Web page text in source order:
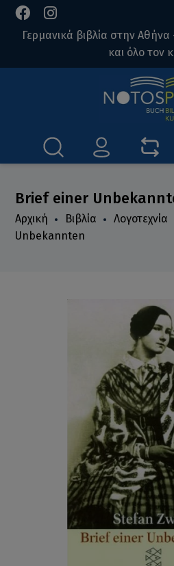
Γερμανικά βιβλία στην
και όλο τον
Brief einer
Αρχική Βιβλία Λογοτεχνία
Unbekannten